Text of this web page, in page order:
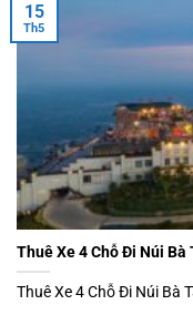
Thuê Xe 4 Chỗ Đi Núi
Thuê Xe 4 Chỗ Đi Núi Bà
15
Th5